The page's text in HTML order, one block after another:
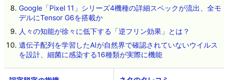
Google「Pixel 11」シリーズ4機種の詳細スペックが流出、全モ
デルにTensor G6を搭載か
人々の知能が徐々に低下する「逆フリン効果」とは？
遺伝子配列を学習したAIが自然界で確認されていないウイルス
を設計、細菌に感染する16種類が実際に機能